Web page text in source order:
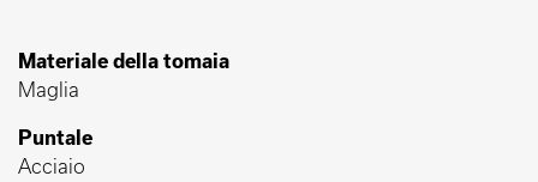
Materiale della tomaia
Maglia
Puntale
Acciaio